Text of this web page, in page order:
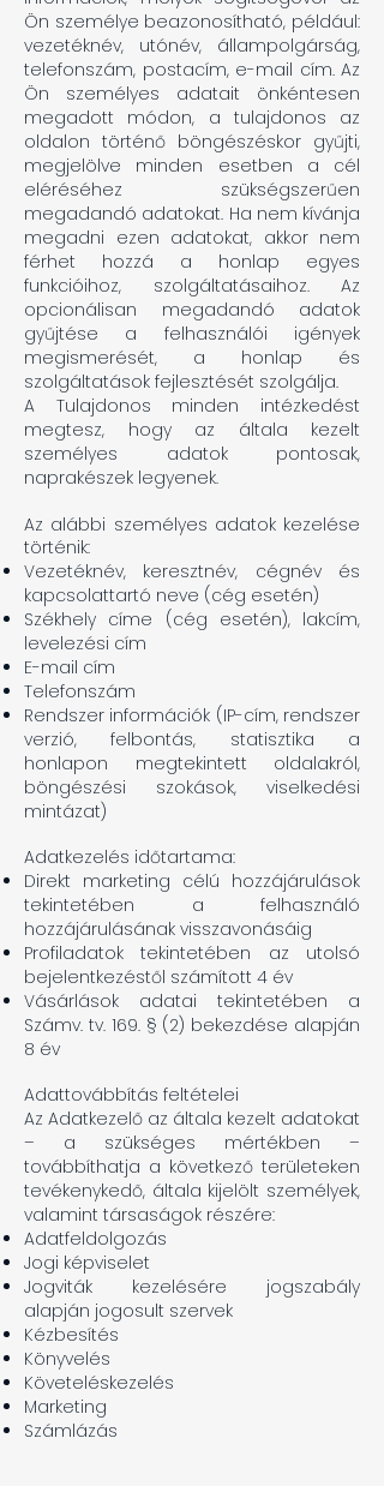
Ön személye beazonosítható, például:
vezetéknév, utónév, állampolgárság,
telefonszám, postacím, e-mail cím. Az
Ön személyes adatait önkéntesen
megadott módon, a tulajdonos az
oldalon történő böngészéskor gyűjti,
megjelölve minden esetben a cél
eléréséhez szükségszerűen
megadandó adatokat. Ha nem kívánja
megadni ezen adatokat, akkor nem
férhet hozzá a honlap egyes
funkcióihoz, szolgáltatásaihoz. Az
opcionálisan megadandó adatok
gyűjtése a felhasználói igények
megismerését, a honlap és
szolgáltatások fejlesztését szolgálja.
A Tulajdonos minden intézkedést
megtesz, hogy az általa kezelt
személyes adatok pontosak,
naprakészek legyenek.
Az alábbi személyes adatok kezelése
történik:
Vezetéknév, keresztnév, cégnév és
kapcsolattartó neve (cég esetén)
Székhely címe (cég esetén), lakcím,
levelezési cím
E-mail cím
Telefonszám
Rendszer információk (IP-cím, rendszer
verzió, felbontás, statisztika a
honlapon megtekintett oldalakról,
böngészési szokások, viselkedési
mintázat)
Adatkezelés időtartama:
Direkt marketing célú hozzájárulások
tekintetében a felhasználó
hozzájárulásának visszavonásáig
Profiladatok tekintetében az utolsó
bejelentkezéstől számított 4 év
Vásárlások adatai tekintetében a
Számv. tv. 169. § (2) bekezdése alapján
8 év
Adattovábbítás feltételei
Az Adatkezelő az általa kezelt adatokat
– a szükséges mértékben –
továbbíthatja a következő területeken
tevékenykedő, általa kijelölt személyek,
valamint társaságok részére:
Adatfeldolgozás
Jogi képviselet
Jogviták kezelésére jogszabály
alapján jogosult szervek
Kézbesítés
Könyvelés
Követeléskezelés
Marketing
Számlázás